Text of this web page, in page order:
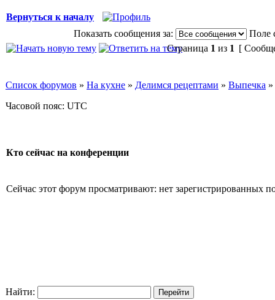
Вернуться к началу
Показать сообщения за:
Поле
Страница 1 из 1 [
Список форумов » На кухне » Делимся рецептами » Выпечка »
Часовой пояс: UTC
Кто сейчас на конференции
Сейчас этот форум просматривают: нет зарегистрированных
Найти: